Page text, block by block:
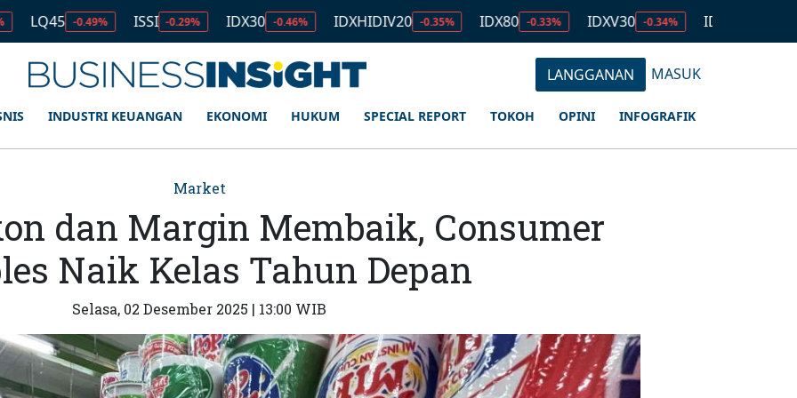
-0.49% ISSI -0.29% IDX30 -0.46% IDXHIDIV20 -0.35% IDX80 -0.33% IDXV30 -0.34% IDXQ30 -0.53%
LANGGANAN MASUK
INDUSTRI KEUANGAN EKONOMI HUKUM SPECIAL REPORT TOKOH OPINI INFOGRAFIK
Market
dan Margin Membaik, Consumer
Naik Kelas Tahun Depan
Selasa, 02 Desember 2025 | 13:00 WIB